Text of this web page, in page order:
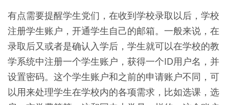
有点需要提醒学生党们，在收到学校录取以后，学校
注册学生账户，开通学生自己的邮箱。一般来说，在
录取后又或者是确认入学后，学生就可以在学校的教
学系统中注册一个学生账户，获得一个ID用户名，并
设置密码。这个学生账户和之前的申请账户不同，可
以用来处理学生在学校内的各项需求，比如选课，选